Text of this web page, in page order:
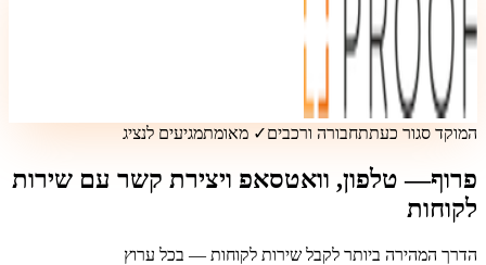
המוקד סגור כעתתחבורה ורכבים✓ מאומתמגיעים לנציג
פרוף— טלפון, וואטסאפ ויצירת קשר עם שירות
לקוחות
הדרך המהירה ביותר לקבל שירות לקוחות — בכל ערוץ